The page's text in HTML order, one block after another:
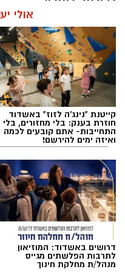
צילום: דוברות איחוד
רוצה לעקוב אחרי
ב-WhatsApp לחצו כאן
להורדת אפליקציה של
עקבו בפייסבוק
עד 3 מטרים.
רפאל אוקנין, כונן
למקום הבחנתי
וסובלת מחבלות
במהלך עבודתה. יחד
טיפול רפואי ראשוני
נמרץ לחדר הטראומה
באשדוד כשהיא במצב
עופר אשטוקר / 12:27 07.08.26
תגים:עומסים ביציאה
אולי
קייטנת "נינג'ה לזוז" באשדוד
חוזרת בענק: בלי מחזורים, בלי
התחייבות- אתם קובעים לכמה
ואיזה ימים להירשם!
דרושים באשדוד: המוזיאון
לתרבות הפלשתים מגייס
מנהל/ת מחלקת חינוך